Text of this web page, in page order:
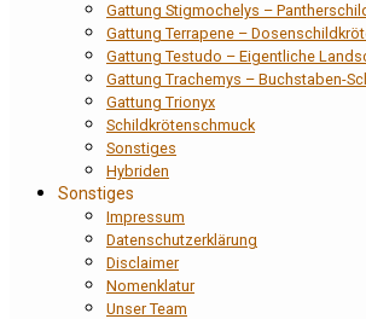
Gattung Stigmochelys –
Gattung Terrapene –
Gattung Testudo – Eigentliche
Gattung Trachemys – Buchstaben-
Gattung Trionyx
Schildkrötenschmuck
Sonstiges
Hybriden
Sonstiges
Impressum
Datenschutzerklärung
Disclaimer
Nomenklatur
Unser Team